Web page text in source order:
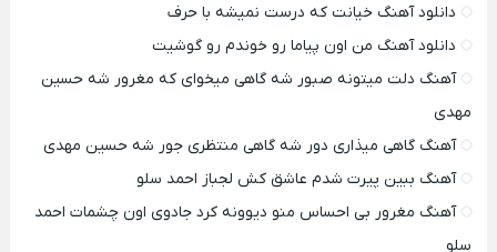
دانلود آهنگ خیانت که درست نمیشه با حرف
دانلود آهنگ من اون پیاما رو خوندم رو گوشیت
آهنگ دلت میتونه صبور شه گاهی میخوای که مغرور شه حسین
مهدی
آهنگ گاهی میذاری دور شه گاهی منتظری جور شه حسین مهدی
آهنگ ببین پیرت شدم عاشق کش لجباز احمد سلو
آهنگ مغرور بی احساس منو دیوونه کرد جادوی اون چشمات احمد
سلو